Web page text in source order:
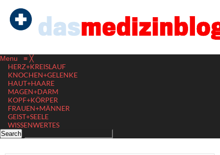
Menu ≡ ╳
HERZ+KREISLAUF
KNOCHEN+GELENKE
HAUT+HAARE
MAGEN+DARM
KOPF+KÖRPER
FRAUEN+MÄNNER
GEIST+SEELE
WISSENWERTES